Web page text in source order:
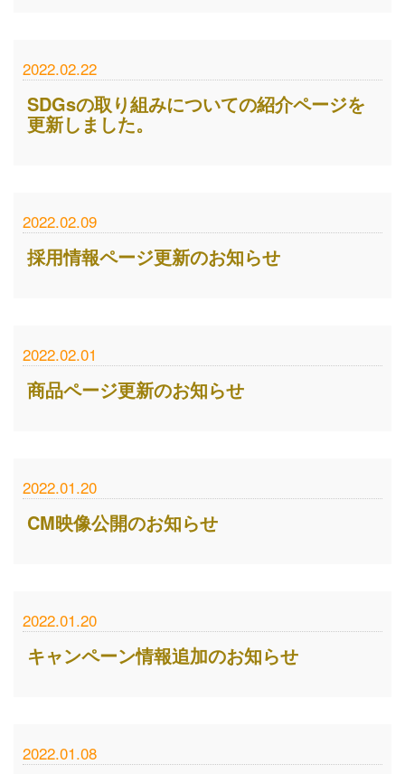
2022.02.22
SDGsの取り組みについての紹介ページを
更新しました。
2022.02.09
採用情報ページ更新のお知らせ
2022.02.01
商品ページ更新のお知らせ
2022.01.20
CM映像公開のお知らせ
2022.01.20
キャンペーン情報追加のお知らせ
2022.01.08